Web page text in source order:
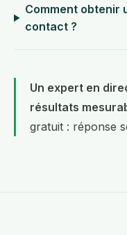
Comment obtenir
contact ?
Un expert en
résultats
gratuit : réponse